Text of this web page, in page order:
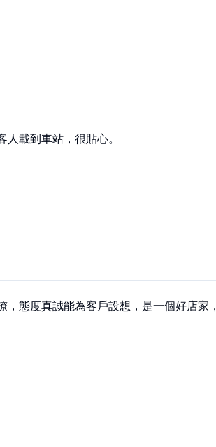
載到車站，很貼心。
態度真誠能為客戶設想，是一個好店家，